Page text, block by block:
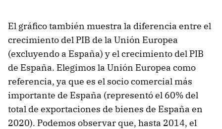
El gráfico también muestra la diferencia entre el
crecimiento del PIB de la Unión Europea
(excluyendo a España) y el crecimiento del PIB
de España. Elegimos la Unión Europea como
referencia, ya que es el socio comercial más
importante de España (representó el 60% del
total de exportaciones de bienes de España en
2020). Podemos observar que, hasta 2014, el